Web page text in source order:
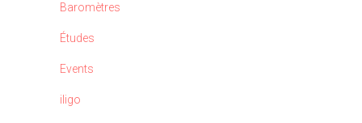
Baromètres
Études
Events
iligo